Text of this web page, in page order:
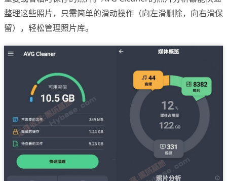
整理这些照片，只需简单的滑动操作（向左滑删除，向右滑保
留），轻松管理照片库。